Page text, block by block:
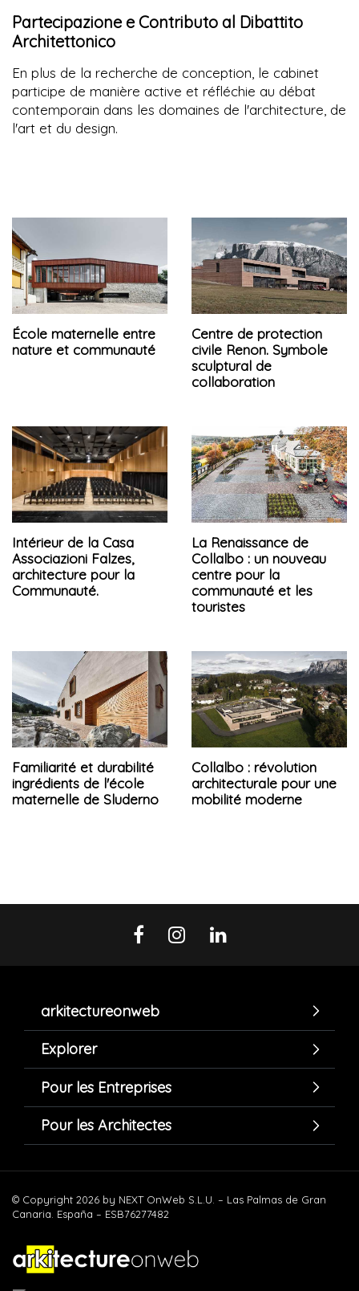
Partecipazione e Contributo al Dibattito
Architettonico
En plus de la recherche de conception, le cabinet
participe de manière active et réfléchie au débat
contemporain dans les domaines de l'architecture, de
l'art et du design.
École maternelle entre
nature et communauté
Centre de protection
civile Renon. Symbole
sculptural de
collaboration
Intérieur de la Casa
Associazioni Falzes,
architecture pour la
Communauté.
La Renaissance de
Collalbo : un nouveau
centre pour la
communauté et les
touristes
Familiarité et durabilité
ingrédients de l'école
maternelle de Sluderno
Collalbo : révolution
architecturale pour une
mobilité moderne
arkitectureonweb
Explorer
Pour les Entreprises
Pour les Architectes
© Copyright 2026 by NEXT OnWeb S.L.U. – Las Palmas de Gran
Canaria. España – ESB76277482